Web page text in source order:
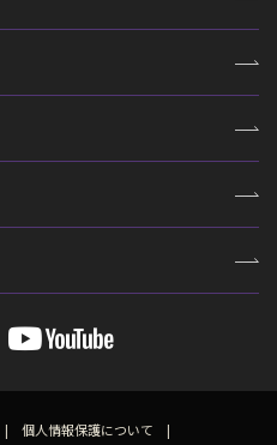
個人情報保護について